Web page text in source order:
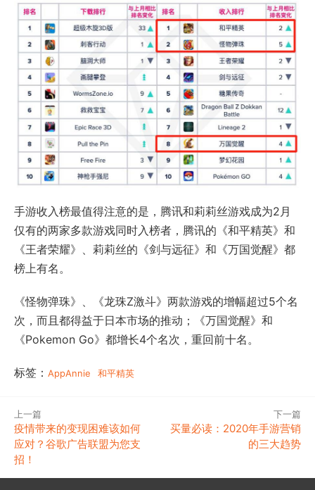
手游收入榜最值得注意的是，腾讯和莉莉丝游戏成为2月
仅有的两家多款游戏同时入榜者，腾讯的《和平精英》和
《王者荣耀》、莉莉丝的《剑与远征》和《万国觉醒》都
榜上有名。
《怪物弹珠》、《龙珠Z激斗》两款游戏的增幅超过5个名
次，而且都得益于日本市场的推动；《万国觉醒》和
《Pokemon Go》都增长4个名次，重回前十名。
标签： AppAnnie 和平精英
上一篇
疫情带来的变现困难该如何
应对？谷歌广告联盟为您支
招！
下一篇
买量必读：2020年手游营销
的三大趋势